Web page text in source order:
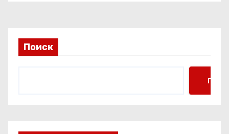
Поиск
Поиск